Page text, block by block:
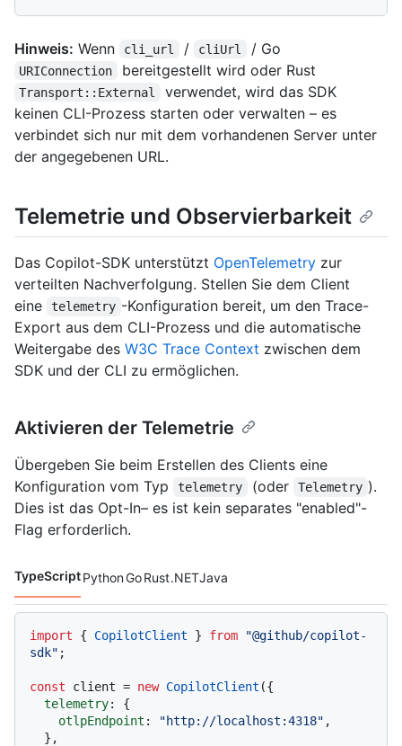
Hinweis: Wenn cli_url / cliUrl / Go
URIConnection bereitgestellt wird oder Rust
Transport::External
verwendet, wird das SDK
keinen CLI-Prozess starten oder verwalten – es
verbindet sich nur mit dem vorhandenen Server unter
der angegebenen URL.
Telemetrie und Observierbarkeit
Das Copilot-SDK unterstützt OpenTelemetry zur
verteilten Nachverfolgung. Stellen Sie dem Client
eine
telemetry -Konfiguration bereit, um den Trace-
Export aus dem CLI-Prozess und die automatische
Weitergabe des W3C Trace Context zwischen dem
SDK und der CLI zu ermöglichen.
Aktivieren der Telemetrie
Übergeben Sie beim Erstellen des Clients eine
Konfiguration vom Typ
telemetry (oder Telemetry ).
Dies ist das Opt-In– es ist kein separates "enabled"-
Flag erforderlich.
Codesprachen navigation
TypeScriptPythonGoRust.NETJava
import { CopilotClient } from
"@github/copilot-
sdk" ;
const client = new CopilotClient ({
telemetry: {
otlpEndpoint : "http://localhost:4318" ,